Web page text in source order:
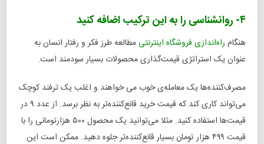
۴- روانشناسی را به این ترکیب اضافه کنید
هنگام راه‌اندازی فروشگاه اینترنتی مطالعه طرز فکر و رفتار انسان به
عنوان یک استراتژی قیمت‌گذاری محصولات بسیار سودمند است.
مصرف‌کننده‌ها یک معامله‌ی خوب می خواهند و اغلب یک ترفند کوچک
می‌تواند کاری کند که قیمت خرید قانع‌کننده‌تر به نظر برسد. از عدد ۹ در
قیمت‌ها استفاده کنید. مثلا می‌توانید یک محصول ۵۰۰ هزارتومانی را با
قیمت ۴۹۹ هزار تومان بسیار قانع‌کننده‌تر جلوه‌ دهید. ممکن است این